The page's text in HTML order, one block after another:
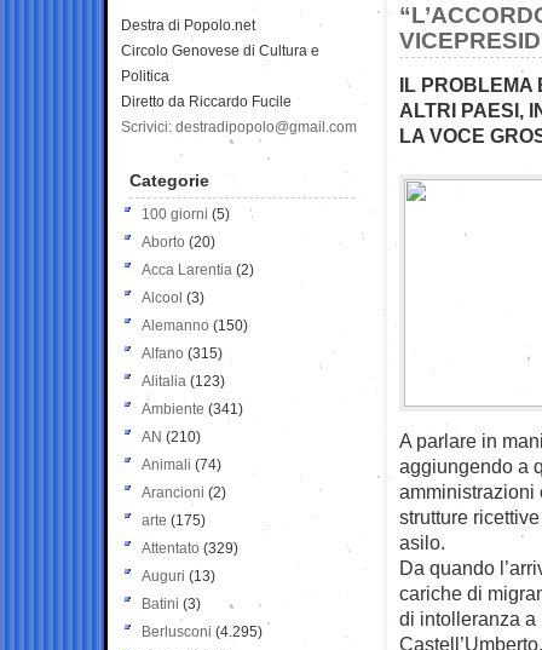
IL PROBLEMA
ALTRI PAESI,
LA VOCE
A parlare in
aggiungendo a
amministrazioni
strutture
asilo.
Da quando
cariche di
di intolleranza a
Destra di Popolo.net
Circolo Genovese di Cultura e
Politica
Diretto da Riccardo Fucile
Scrivici: destradipopolo@gmail.com
Categorie
100 giorni (5)
Aborto (20)
Acca Larentia (2)
Alcool (3)
Alemanno (150)
Alfano (315)
Alitalia (123)
Ambiente (341)
AN (210)
Animali (74)
Arancioni (2)
arte (175)
Attentato (329)
Auguri (13)
Batini (3)
Berlusconi (4.295)